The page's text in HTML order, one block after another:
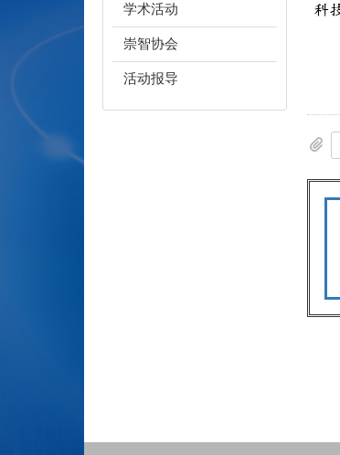
学术活动
崇智协会
活动报导